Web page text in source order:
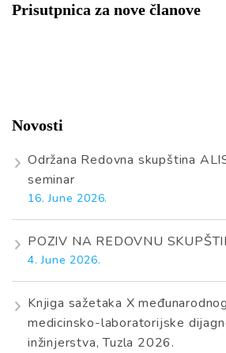
Prisutpnica za nove članove
Novosti
Održana Redovna skupština
seminar
16. June 2026.
POZIV NA REDOVNU
4. June 2026.
Knjiga sažetaka X
medicinsko-laboratorijske
inžinjerstva, Tuzla 2026.